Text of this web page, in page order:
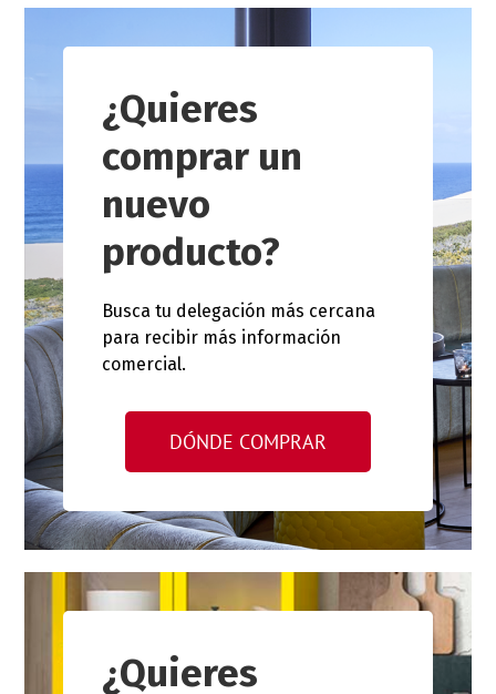
¿Quieres
comprar un
nuevo
producto?
Busca tu delegación más cercana
para recibir más información
comercial.
DÓNDE COMPRAR
¿Quieres